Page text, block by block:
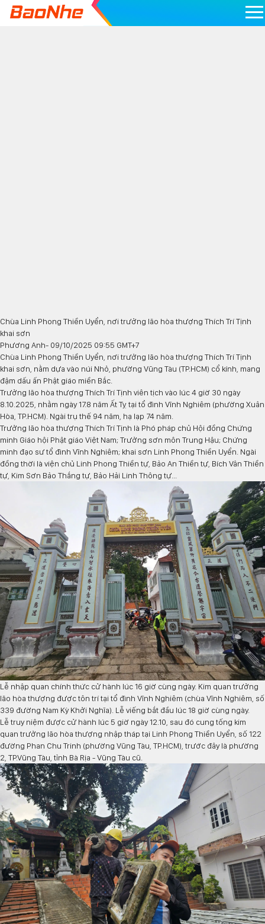
Chùa Linh Phong Thiền Uyển, nơi trưởng lão hòa thượng Thích Trí Tịnh
khai sơn
Phương Anh- 09/10/2025 09:55 GMT+7
Chùa Linh Phong Thiền Uyển, nơi trưởng lão hòa thượng Thích Trí Tịnh
khai sơn, nằm dựa vào núi Nhỏ, phường Vũng Tàu (TP.HCM) cổ kính, mang
đậm dấu ấn Phật giáo miền Bắc.
Trưởng lão hòa thượng Thích Trí Tịnh viên tịch vào lúc 4 giờ 30 ngày
8.10.2025, nhằm ngày 17.8 năm Ất Tỵ tại tổ đình Vĩnh Nghiêm (phường Xuân
Hòa, TP.HCM). Ngài trụ thế 94 năm, hạ lạp 74 năm.
Trưởng lão hòa thượng Thích Trí Tịnh là Phó pháp chủ Hội đồng Chứng
minh Giáo hội Phật giáo Việt Nam; Trưởng sơn môn Trung Hậu; Chứng
minh đạo sư tổ đình Vĩnh Nghiêm; khai sơn Linh Phong Thiền Uyển. Ngài
đồng thời là viện chủ Linh Phong Thiền tự, Bảo An Thiền tự, Bích Vân Thiền
tự, Kim Sơn Bảo Thắng tự, Bảo Hải Linh Thông tự...
Lễ nhập quan chính thức cử hành lúc 16 giờ cùng ngày. Kim quan trưởng
lão hòa thượng được tôn trí tại tổ đình Vĩnh Nghiêm (chùa Vĩnh Nghiêm, số
339 đường Nam Kỳ Khởi Nghĩa). Lễ viếng bắt đầu lúc 18 giờ cùng ngày.
Lễ truy niệm được cử hành lúc 5 giờ ngày 12.10, sau đó cung tống kim
quan trưởng lão hòa thượng nhập tháp tại Linh Phong Thiền Uyển, số 122
đường Phan Chu Trinh (phường Vũng Tàu, TP.HCM), trước đây là phường
2, TP.Vũng Tàu, tỉnh Bà Rịa - Vũng Tàu cũ.